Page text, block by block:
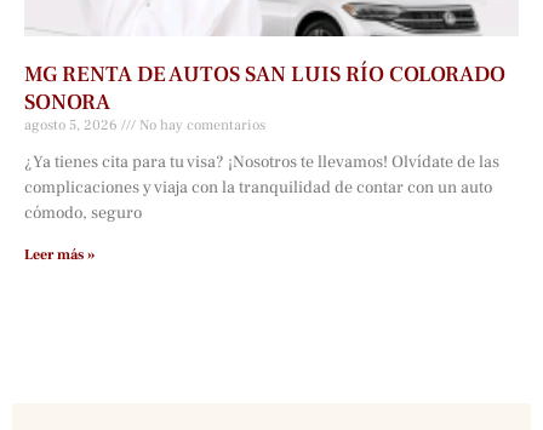
MG RENTA DE AUTOS SAN LUIS RÍO COLORADO
SONORA
agosto 5, 2026 No hay comentarios
¿Ya tienes cita para tu visa? ¡Nosotros te llevamos! Olvídate de las
complicaciones y viaja con la tranquilidad de contar con un auto
cómodo, seguro
Leer más »